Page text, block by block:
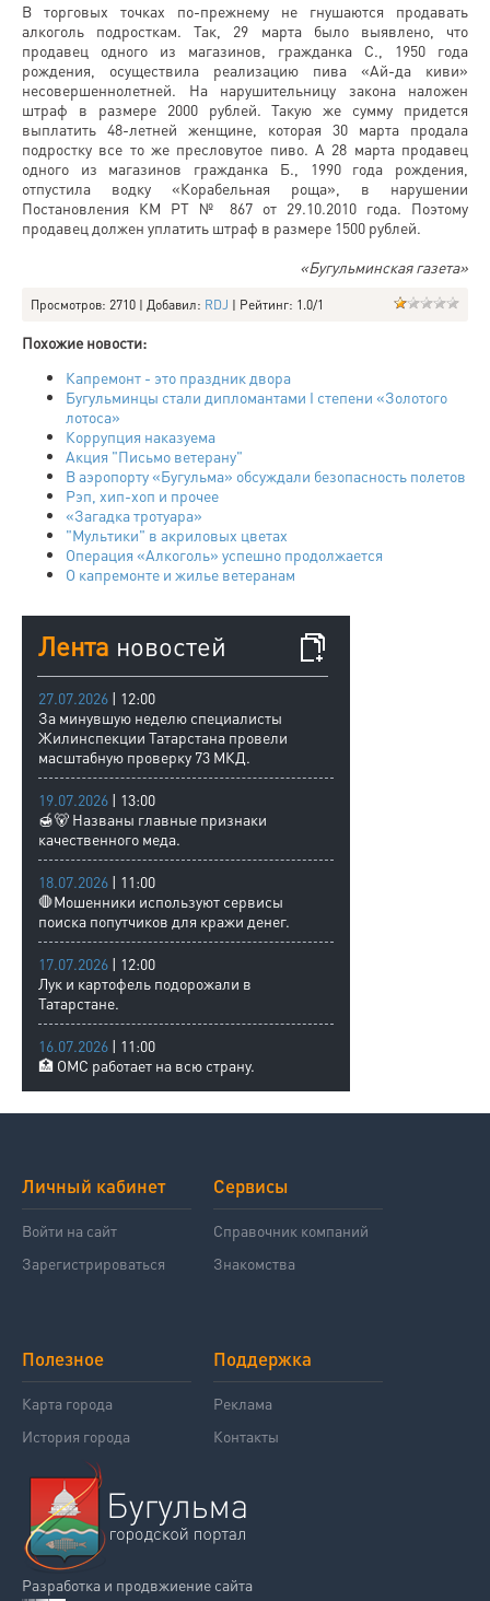
В торговых точках по-прежнему не гнушаются продавать
алкоголь подросткам. Так, 29 марта было выявлено, что
продавец одного из магазинов, гражданка С., 1950 года
рождения, осуществила реализацию пива «Ай-да киви»
несовершеннолетней. На нарушительницу закона наложен
штраф в размере 2000 рублей. Такую же сумму придется
выплатить 48-летней женщине, которая 30 марта продала
подростку все то же пресловутое пиво. А 28 марта продавец
одного из магазинов гражданка Б., 1990 года рождения,
отпустила водку «Корабельная роща», в нарушении
Постановления КМ РТ № 867 от 29.10.2010 года. Поэтому
продавец должен уплатить штраф в размере 1500 рублей.
«Бугульминская газета»
Просмотров: 2710 | Добавил: RDJ | Рейтинг: 1.0/1
Похожие новости:
Капремонт - это праздник двора
Бугульминцы стали дипломантами I степени «Золотого
лотоса»
Коррупция наказуема
Акция "Письмо ветерану"
В аэропорту «Бугульма» обсуждали безопасность полетов
Рэп, хип-хоп и прочее
«Загадка тротуара»
"Мультики" в акриловых цветах
Операция «Алкоголь» успешно продолжается
О капремонте и жилье ветеранам
Лента новостей
27.07.2026 | 12:00
За минувшую неделю специалисты
Жилинспекции Татарстана провели
масштабную проверку 73 МКД.
19.07.2026 | 13:00
🍯🐻 Названы главные признаки
качественного меда.
18.07.2026 | 11:00
🛑Мошенники используют сервисы
поиска попутчиков для кражи денег.
17.07.2026 | 12:00
Лук и картофель подорожали в
Татарстане.
16.07.2026 | 11:00
🏥 ОМС работает на всю страну.
Личный кабинет
Войти на сайт
Зарегистрироваться
Сервисы
Справочник компаний
Знакомства
Полезное
Карта города
История города
Поддержка
Реклама
Контакты
Разработка и продвжиение сайта